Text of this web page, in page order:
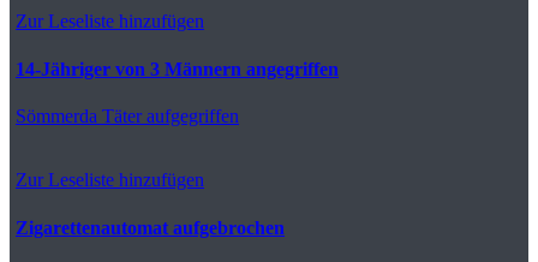
Zur Leseliste hinzufügen
14-Jähriger von 3 Männern angegriffen
Sömmerda Täter aufgegriffen
Zur Leseliste hinzufügen
Zigarettenautomat aufgebrochen